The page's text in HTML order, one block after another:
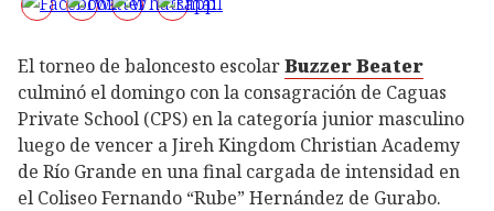
El torneo de baloncesto escolarBuzzer Beater
culminó el domingo con la consagración de Caguas
Private School (CPS) en la categoría junior masculino
luego de vencer a Jireh Kingdom Christian Academy
de Río Grande en una final cargada de intensidad en
el Coliseo Fernando “Rube” Hernández de Gurabo.